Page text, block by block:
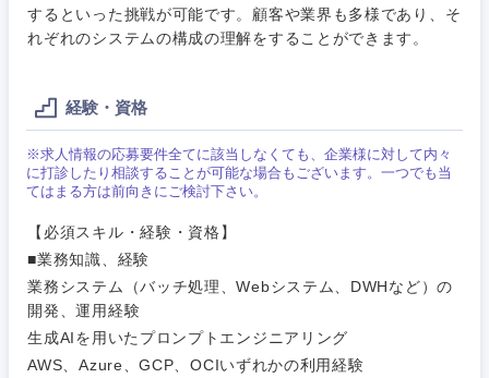
するといった挑戦が可能です。顧客や業界も多様であり、そ
れぞれのシステムの構成の理解をすることができます。
経験・資格
※求人情報の応募要件全てに該当しなくても、企業様に対して内々
に打診したり相談することが可能な場合もございます。一つでも当
てはまる方は前向きにご検討下さい。
【必須スキル・経験・資格】
■業務知識、経験
業務システム（バッチ処理、Webシステム、DWHなど）の
開発、運用経験
生成AIを用いたプロンプトエンジニアリング
AWS、Azure、GCP、OCIいずれかの利用経験
クリエイ
ティブ
タント
専門職
技術職
（IT）、
Webサー
ビス・制
作、ゲー
ム
専門職
技術職（モノづくり）
金融専門職
メディカル
不動産専門職
建設・施工管理
建設・不動産
小売・通販・外食
WEBサービス
コンサル・シンクタンク
外資系企業 英語を活かす
転勤なし
フルリモート
年間休日120日以
上
完全週休2日制